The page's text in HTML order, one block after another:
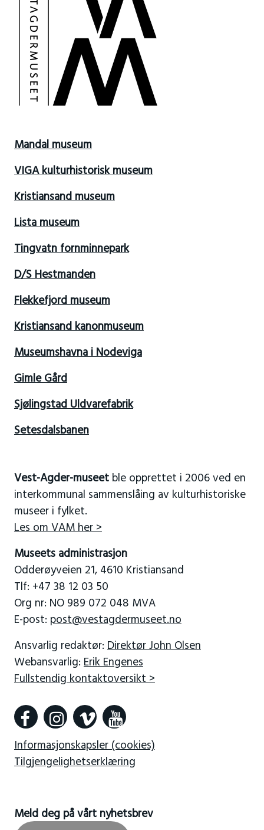
Mandal museum
VIGA kulturhistorisk museum
Kristiansand museum
Lista museum
Tingvatn fornminnepark
D/S Hestmanden
Flekkefjord museum
Kristiansand kanonmuseum
Museumshavna i Nodeviga
Gimle Gård
Sjølingstad Uldvarefabrik
Setesdalsbanen
Vest-Agder-museetble opprettet i 2006 ved en
interkommunal sammenslåing av kulturhistoriske
museer i fylket.
Les om VAM her >
Museets administrasjon
Odderøyveien 21, 4610 Kristiansand
Tlf: +47 38 12 03 50
Org nr: NO 989 072 048 MVA
E-post: post@vestagdermuseet.no
Ansvarlig redaktør: Direktør John Olsen
Webansvarlig: Erik Engenes
Fullstendig kontaktoversikt >
Informasjonskapsler (cookies)
Tilgjengelighetserklæring
Meld deg på vårt nyhetsbrev